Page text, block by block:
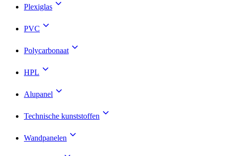
Plexiglas
PVC
Polycarbonaat
HPL
Alupanel
Technische kunststoffen
Wandpanelen